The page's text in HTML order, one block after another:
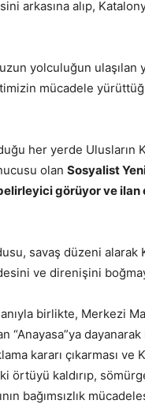
arkasına alıp,
yolculuğun ulaşılan
mücadele
her yerde Ulusların
olan Sosyalist
görüyor ve
savaş düzeni alarak
ve direnişini
birlikte, Merkezi
“Anayasa”ya dayanarak
kararı çıkarması ve
örtüyü kaldırıp,
bağımsızlık